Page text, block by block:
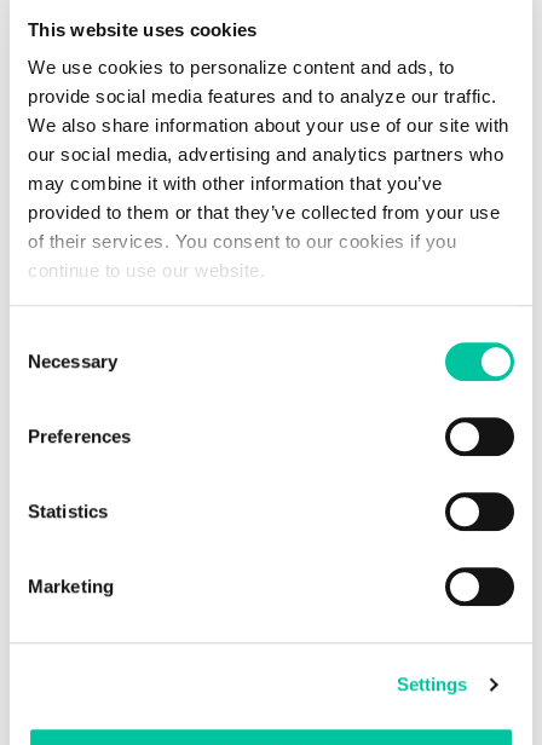
This website uses cookies
We use cookies to personalize content and ads, to
provide social media features and to analyze our traffic.
We also share information about your use of our site with
our social media, advertising and analytics partners who
may combine it with other information that you’ve
provided to them or that they’ve collected from your use
of their services. You consent to our cookies if you
continue to use our website.
Selection
Necessary
Preferences
Statistics
Marketing
Settings
Linxen
Explore insights
priority. Identity documents must protect sensitive biometric